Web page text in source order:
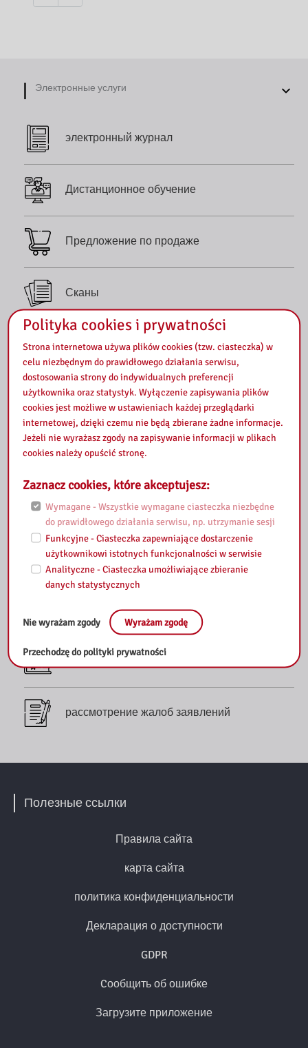
Электронные услуги
электронный журнал
Дистанционное обучение
Предложение по продаже
Сканы
Регистрация на видеоконференции
Аренда выставок
отправить запрос
Запись на библиотечные уроки
Запись на практику
Регистрация на мероприятия
Библиографические списки
рассмотрение жалоб заявлений
Полезные ссылки
Правила сайта
карта сайта
политика конфиденциальности
Декларация о доступности
GDPR
Cообщить об ошибке
Загрузите приложение
Polityka cookies i prywatności
Strona internetowa używa plików cookies (tzw. ciasteczka) w
celu niezbędnym do prawidłowego działania serwisu,
dostosowania strony do indywidualnych preferencji
użytkownika oraz statystyk. Wyłączenie zapisywania plików
cookies jest możliwe w ustawieniach każdej przeglądarki
internetowej, dzięki czemu nie będą zbierane żadne informacje.
Jeżeli nie wyrażasz zgody na zapisywanie informacji w plikach
cookies należy opuścić stronę.
Zaznacz cookies, które akceptujesz:
Wymagane - Wszystkie wymagane ciasteczka niezbędne
do prawidłowego działania serwisu, np. utrzymanie sesji
Funkcyjne - Ciasteczka zapewniające dostarczenie
użytkownikowi istotnych funkcjonalności w serwisie
Analityczne - Ciasteczka umożliwiające zbieranie
danych statystycznych
Nie wyrażam zgody Wyrażam zgodę
Przechodzę do polityki prywatności